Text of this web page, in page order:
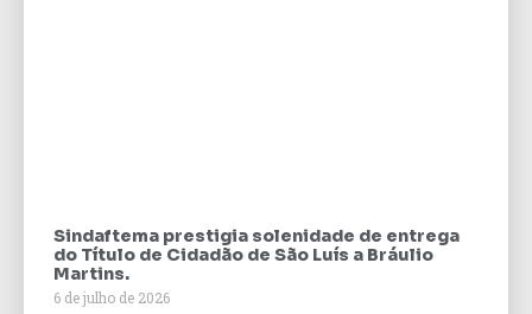
Sindaftema prestigia solenidade de entrega
do Título de Cidadão de São Luís a Bráulio
Martins.
6 de julho de 2026